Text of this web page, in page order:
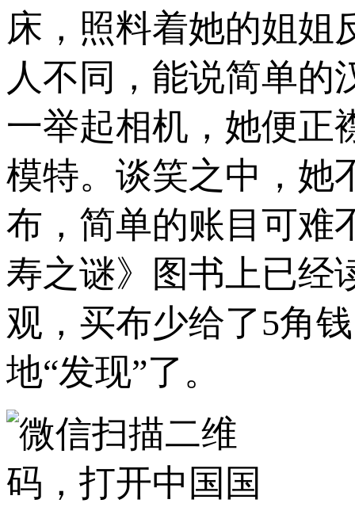
床，照料着她的姐姐
人不同，能说简单的
一举起相机，她便正
模特。谈笑之中，她
布，简单的账目可难
寿之谜》图书上已经
观，买布少给了5角
地“发现”了。